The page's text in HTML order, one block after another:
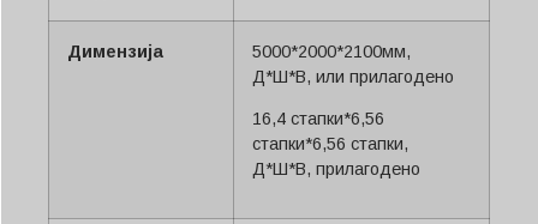
Димензија
5000*2000*2100мм,
Д*Ш*В, или прилагодено
16,4 стапки*6,56
стапки*6,56 стапки,
Д*Ш*В, прилагодено